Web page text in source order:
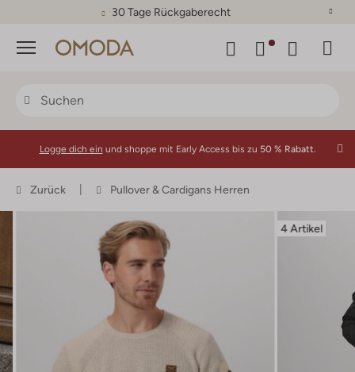
30 Tage Rückgaberecht
Menü
Logge dich ein und shoppe mit Early Access bis zu 50 % Rabatt.
Zurück Pullover & Cardigans Herren
4 Artikel